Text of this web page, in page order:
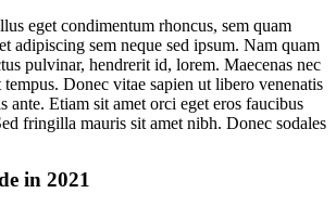
eget condimentum rhoncus, sem quam
adipiscing sem neque sed ipsum. Nam quam
pulvinar, hendrerit id, lorem. Maecenas nec
Donec vitae sapien ut libero venenatis
ante. Etiam sit amet orci eget eros faucibus
fringilla mauris sit amet nibh. Donec sodales
in 2021